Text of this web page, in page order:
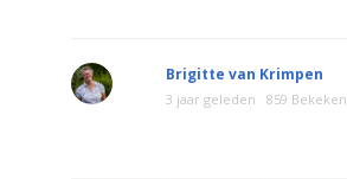
Brigitte van Krimpen
3 jaar geleden 859 Bekeken